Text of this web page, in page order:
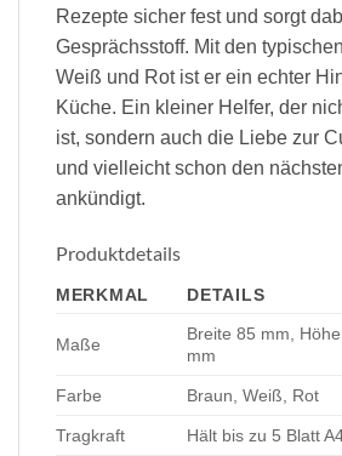
Rezepte sicher fest und sorgt
Gesprächsstoff. Mit den
Weiß und Rot ist er ein echter
Küche. Ein kleiner Helfer, der
ist, sondern auch die Liebe zur
und vielleicht schon den
ankündigt.
Produktdetails
MERKMAL DETAILS
Maße
Breite 85 mm,
mm
Farbe Braun, Weiß, Rot
Tragkraft Hält bis zu 5 Blatt